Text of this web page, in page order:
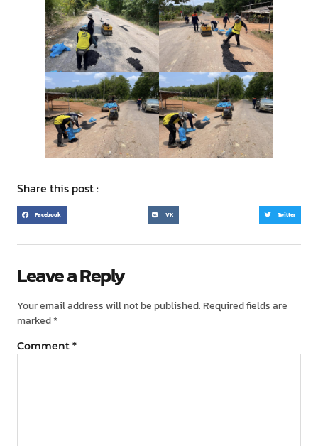
Share this post :
Facebook VK Twitter
Leave a Reply
Your email address will not be published. Required fields are
marked*
Comment *